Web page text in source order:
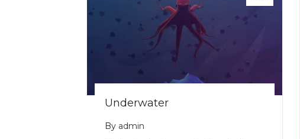
Underwater
By admin